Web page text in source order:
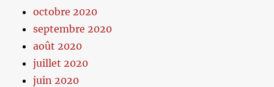
octobre 2020
septembre 2020
août 2020
juillet 2020
juin 2020